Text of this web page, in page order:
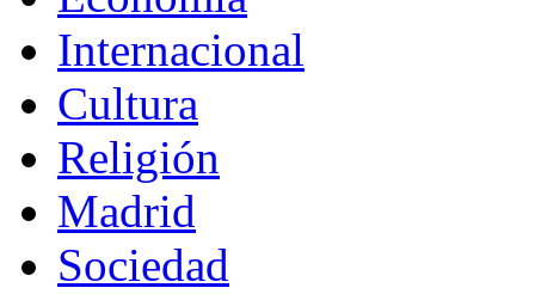
Internacional
Cultura
Religión
Madrid
Sociedad